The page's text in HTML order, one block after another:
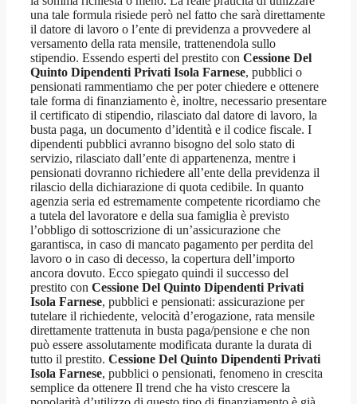
una tale formula risiede però nel fatto che sarà direttamente
il datore di lavoro o l’ente di previdenza a provvedere al
versamento della rata mensile, trattenendola sullo
stipendio. Essendo esperti del prestito con Cessione Del
Quinto Dipendenti Privati Isola Farnese, pubblici o
pensionati rammentiamo che per poter chiedere e ottenere
tale forma di finanziamento è, inoltre, necessario presentare
il certificato di stipendio, rilasciato dal datore di lavoro, la
busta paga, un documento d’identità e il codice fiscale. I
dipendenti pubblici avranno bisogno del solo stato di
servizio, rilasciato dall’ente di appartenenza, mentre i
pensionati dovranno richiedere all’ente della previdenza il
rilascio della dichiarazione di quota cedibile. In quanto
agenzia seria ed estremamente competente ricordiamo che
a tutela del lavoratore e della sua famiglia è previsto
l’obbligo di sottoscrizione di un’assicurazione che
garantisca, in caso di mancato pagamento per perdita del
lavoro o in caso di decesso, la copertura dell’importo
ancora dovuto. Ecco spiegato quindi il successo del
prestito con Cessione Del Quinto Dipendenti Privati
Isola Farnese, pubblici e pensionati: assicurazione per
tutelare il richiedente, velocità d’erogazione, rata mensile
direttamente trattenuta in busta paga/pensione e che non
può essere assolutamente modificata durante la durata di
tutto il prestito. Cessione Del Quinto Dipendenti Privati
Isola Farnese, pubblici o pensionati, fenomeno in crescita
semplice da ottenere Il trend che ha visto crescere la